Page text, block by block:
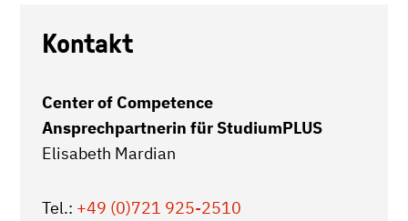
Kontakt
Center of Competence
Ansprechpartnerin für StudiumPLUS
Elisabeth Mardian
Tel.: +49 (0)721 925-2510